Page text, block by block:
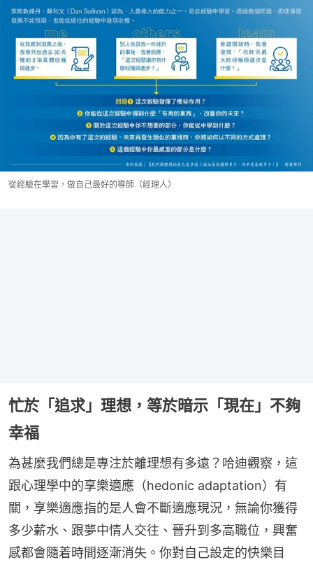
從經驗在學習，做自己最好的導師（經理人）
忙於「追求」理想，等於暗示「現在」不夠
幸福
為甚麼我們總是專注於離理想有多遠？哈迪觀察，這
跟心理學中的享樂適應（hedonic adaptation）有
關，享樂適應指的是人會不斷適應現況，無論你獲得
多少薪水、跟夢中情人交往、晉升到多高職位，興奮
感都會隨着時間逐漸消失。你對自己設定的快樂目